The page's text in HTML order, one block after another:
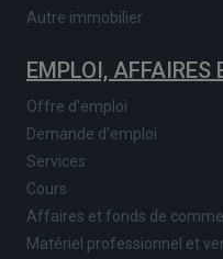
Autre immobilier
EMPLOI, AFFAIRES
Offre d'emploi
Demande d'emploi
Services
Cours
Affaires et fonds de
Matériel professionnel et